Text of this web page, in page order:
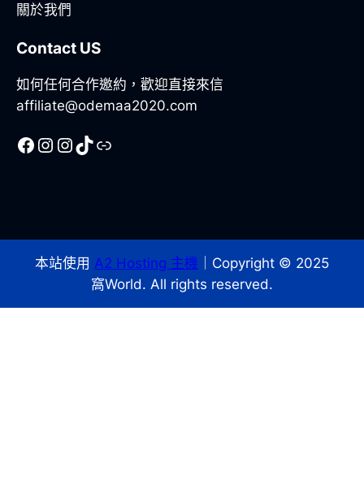
關於我們
Contact US
如何任何合作邀約，歡迎直接來信
affiliate@odemaa2020.com
Facebook Instagram InstagramTikTok Line
本站使用 A2 Hosting 主機 ｜Copyright © 2025
窩World. All rights reserved.